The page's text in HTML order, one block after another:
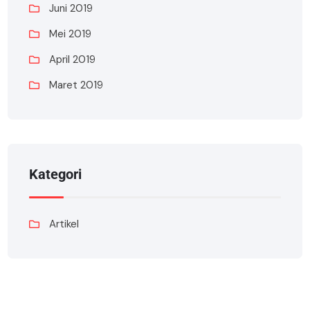
Juni 2019
Mei 2019
April 2019
Maret 2019
Kategori
Artikel